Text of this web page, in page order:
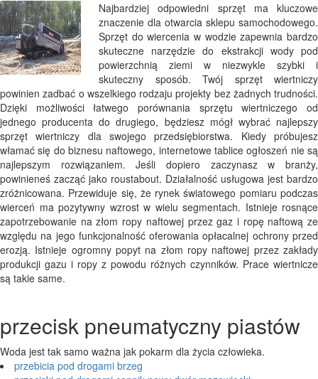
Najbardziej odpowiedni sprzęt ma kluczowe
znaczenie dla otwarcia sklepu samochodowego.
Sprzęt do wiercenia w wodzie zapewnia bardzo
skuteczne narzędzie do ekstrakcji wody pod
powierzchnią ziemi w niezwykle szybki i
skuteczny sposób. Twój sprzęt wiertniczy
powinien zadbać o wszelkiego rodzaju projekty bez żadnych trudności.
Dzięki możliwości łatwego porównania sprzętu wiertniczego od
jednego producenta do drugiego, będziesz mógł wybrać najlepszy
sprzęt wiertniczy dla swojego przedsiębiorstwa. Kiedy próbujesz
włamać się do biznesu naftowego, internetowe tablice ogłoszeń nie są
najlepszym rozwiązaniem. Jeśli dopiero zaczynasz w branży,
powinieneś zacząć jako roustabout. Działalność usługowa jest bardzo
zróżnicowana. Przewiduje się, że rynek światowego pomiaru podczas
wierceń ma pozytywny wzrost w wielu segmentach. Istnieje rosnące
zapotrzebowanie na złom ropy naftowej przez gaz i ropę naftową ze
względu na jego funkcjonalność oferowania opłacalnej ochrony przed
erozją. Istnieje ogromny popyt na złom ropy naftowej przez zakłady
produkcji gazu i ropy z powodu różnych czynników. Prace wiertnicze
są takie same.
przecisk pneumatyczny piastów
Woda jest tak samo ważna jak pokarm dla życia człowieka.
przebicia pod drogami brzeg